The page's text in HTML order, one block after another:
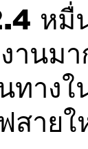
ห
านม
ทาง
สายใ